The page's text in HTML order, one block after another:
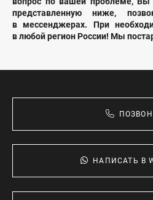
представленную ниже,
в мессенджерах. При
в любой регион России! Мы
НАПИСАТЬ В